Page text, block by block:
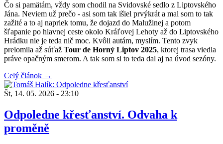
Čo si pamätám, vždy som chodil na Svidovské sedlo z Liptovského
Jána. Neviem už prečo - asi som tak išiel prvýkrát a mal som to tak
zažité a to aj napriek tomu, že dojazd do Malužinej a potom
šľapanie po hlavnej ceste okolo Kráľovej Lehoty až do Liptovského
Hrádku nie je teda nič moc. Kvôli autám, myslím. Tento zvyk
prelomila až súťaž Tour de Horný Liptov 2025, ktorej trasa viedla
práve opačným smerom. A tak som si to teda dal aj na úvod sezóny.
Celý článok →
Št, 14. 05. 2026 - 23:10
Odpoledne křesťanství. Odvaha k
proměně